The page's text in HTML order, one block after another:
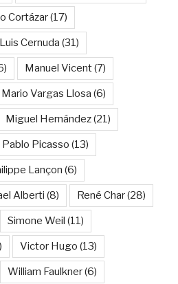
Cortázar(17)
Luis Cernuda (31)
Manuel Vicent(7)
Mario Vargas Llosa (6)
Miguel Hernández(21)
Pablo Picasso (13)
Lançon (6)
Alberti (8) René Char(28)
Simone Weil (11)
Victor Hugo (13)
William Faulkner(6)